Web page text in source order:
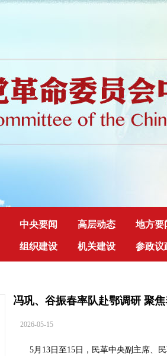
中央要闻 高层动态 地方要
组织建设 机关建设 参政议
冯巩、谷振春率队赴鄂调研 聚
2026-05-15
5月13日至15日，民革中央副主席、